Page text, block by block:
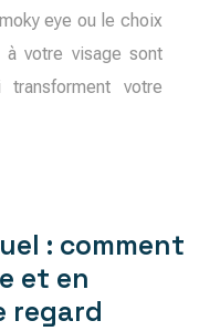
eye ou le choix
à votre visage sont
votre
: comment
et en
regard